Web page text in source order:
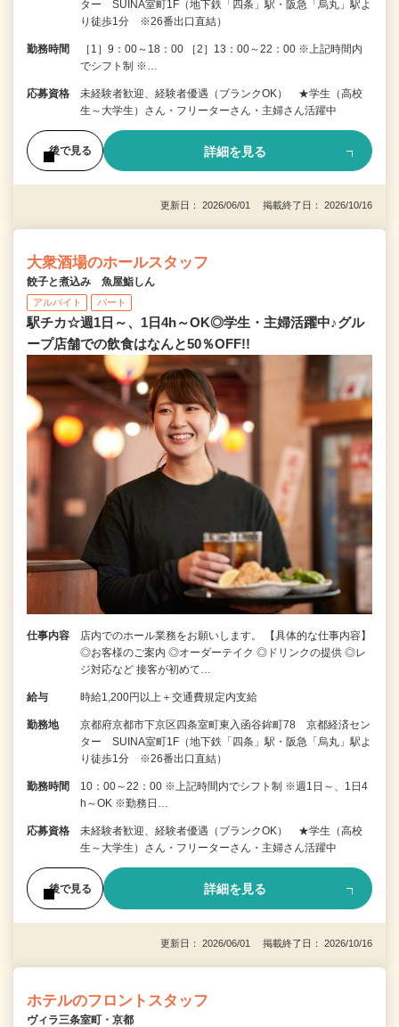
ター SUINA室町1F（地下鉄「四条」駅・阪急「烏丸」駅よ
り徒歩1分 ※26番出口直結）
勤務時間
［1］9：00～18：00 ［2］13：00～22：00 ※上記時間内
でシフト制 ※…
応募資格
未経験者歓迎、経験者優遇（ブランクOK） ★学生（高校
生～大学生）さん・フリーターさん・主婦さん活躍中
後で見る 詳細を見る
更新日： 2026/06/01 掲載終了日： 2026/10/16
大衆酒場のホールスタッフ
餃子と煮込み 魚屋鮨しん
アルバイト パート
駅チカ☆週1日～、1日4h～OK◎学生・主婦活躍中♪グル
ープ店舗での飲食はなんと50％OFF!!
仕事内容
店内でのホール業務をお願いします。 【具体的な仕事内容】
◎お客様のご案内 ◎オーダーテイク ◎ドリンクの提供 ◎レ
ジ対応など 接客が初めて…
給与 時給1,200円以上＋交通費規定内支給
勤務地
京都府京都市下京区四条室町東入函谷鉾町78 京都経済セン
ター SUINA室町1F（地下鉄「四条」駅・阪急「烏丸」駅よ
り徒歩1分 ※26番出口直結）
勤務時間
10：00～22：00 ※上記時間内でシフト制 ※週1日～、1日4
h～OK ※勤務日…
応募資格
未経験者歓迎、経験者優遇（ブランクOK） ★学生（高校
生～大学生）さん・フリーターさん・主婦さん活躍中
後で見る 詳細を見る
更新日： 2026/06/01 掲載終了日： 2026/10/16
ホテルのフロントスタッフ
ヴィラ三条室町・京都